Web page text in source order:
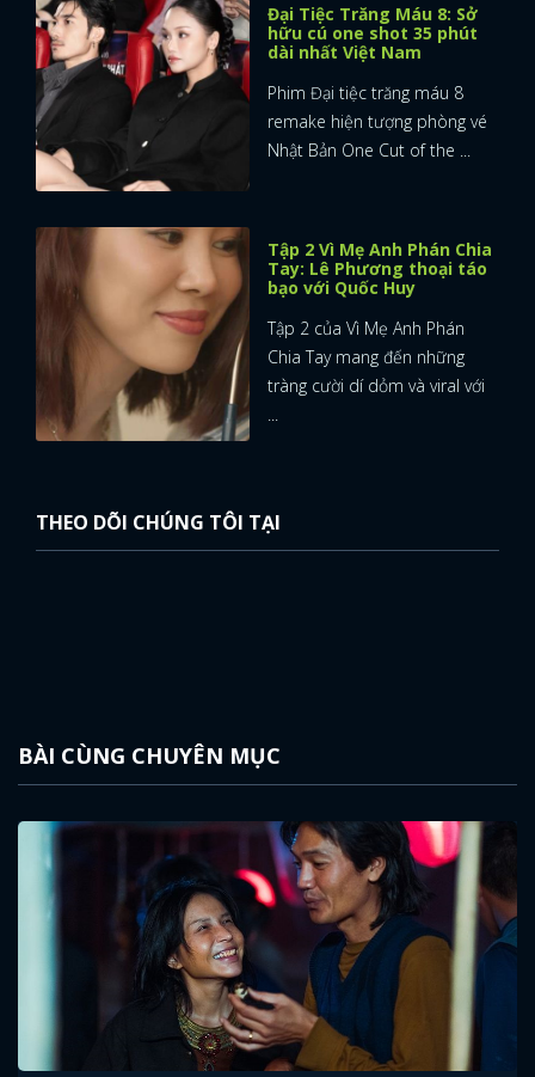
Đại Tiệc Trăng Máu 8: Sở
hữu cú one shot 35 phút
dài nhất Việt Nam
Phim Đại tiệc trăng máu 8
remake hiện tượng phòng vé
Nhật Bản One Cut of the ...
Tập 2 Vì Mẹ Anh Phán Chia
Tay: Lê Phương thoại táo
bạo với Quốc Huy
Tập 2 của Vì Mẹ Anh Phán
Chia Tay mang đến những
tràng cười dí dỏm và viral với
...
THEO DÕI CHÚNG TÔI TẠI
BÀI CÙNG CHUYÊN MỤC